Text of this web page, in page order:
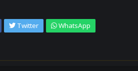
Twitter WhatsApp